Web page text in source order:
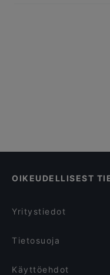
OIKEUDELLISEST
Yritystiedot
Tietosuoja
Käyttöehdot